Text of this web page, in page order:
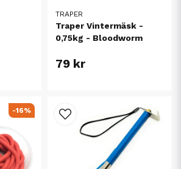
TRAPER
Traper Vintermäsk -
0,75kg - Bloodworm
79 kr
-16%